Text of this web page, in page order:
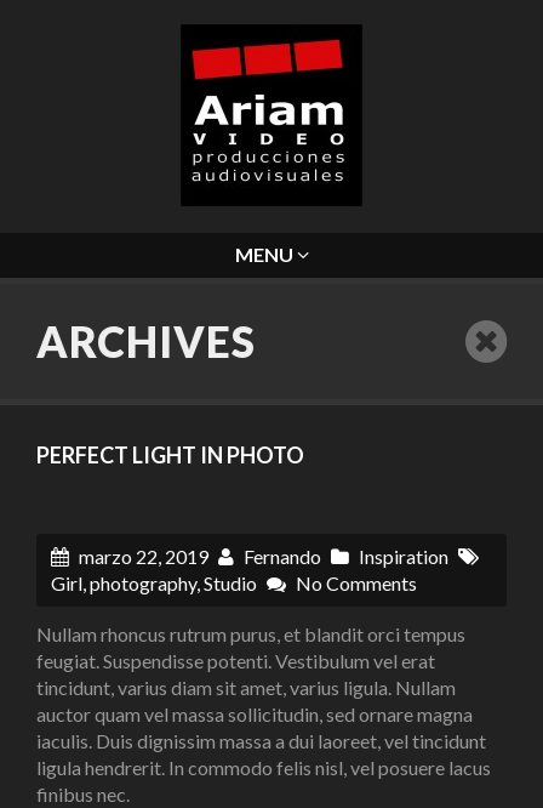
MENU
ARCHIVES
PERFECT LIGHT IN PHOTO
marzo 22, 2019 Fernando
Inspiration
Girl,photography,Studio No Comments
Nullam rhoncus rutrum purus, et blandit orci tempus
feugiat. Suspendisse potenti. Vestibulum vel erat
tincidunt, varius diam sit amet, varius ligula. Nullam
auctor quam vel massa sollicitudin, sed ornare magna
iaculis. Duis dignissim massa a dui laoreet, vel tincidunt
ligula hendrerit. In commodo felis nisl, vel posuere lacus
finibus nec.